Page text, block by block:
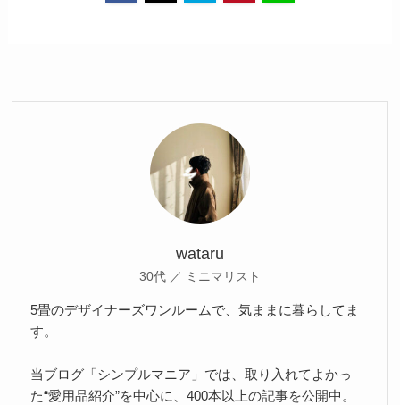
wataru
30代 ／ ミニマリスト
5畳のデザイナーズワンルームで、気ままに暮らしてま
す。
当ブログ「シンプルマニア」では、取り入れてよかっ
た“愛用品紹介”を中心に、400本以上の記事を公開中。